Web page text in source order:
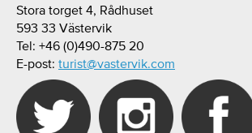
Stora torget 4, Rådhuset
593 33 Västervik
Tel: +46 (0)490-875 20
E-post: turist@vastervik.com